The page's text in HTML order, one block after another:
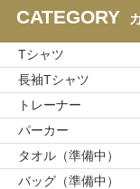
CATEGORY
Tシャツ
長袖Tシャツ
トレーナー
パーカー
タオル（準備中）
バッグ（準備中）